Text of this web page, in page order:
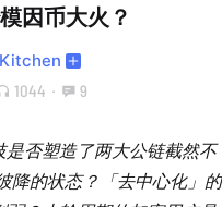
因币大火？
1044 · 9
否塑造了两大公链截然不
降的状态？「去中心化」的